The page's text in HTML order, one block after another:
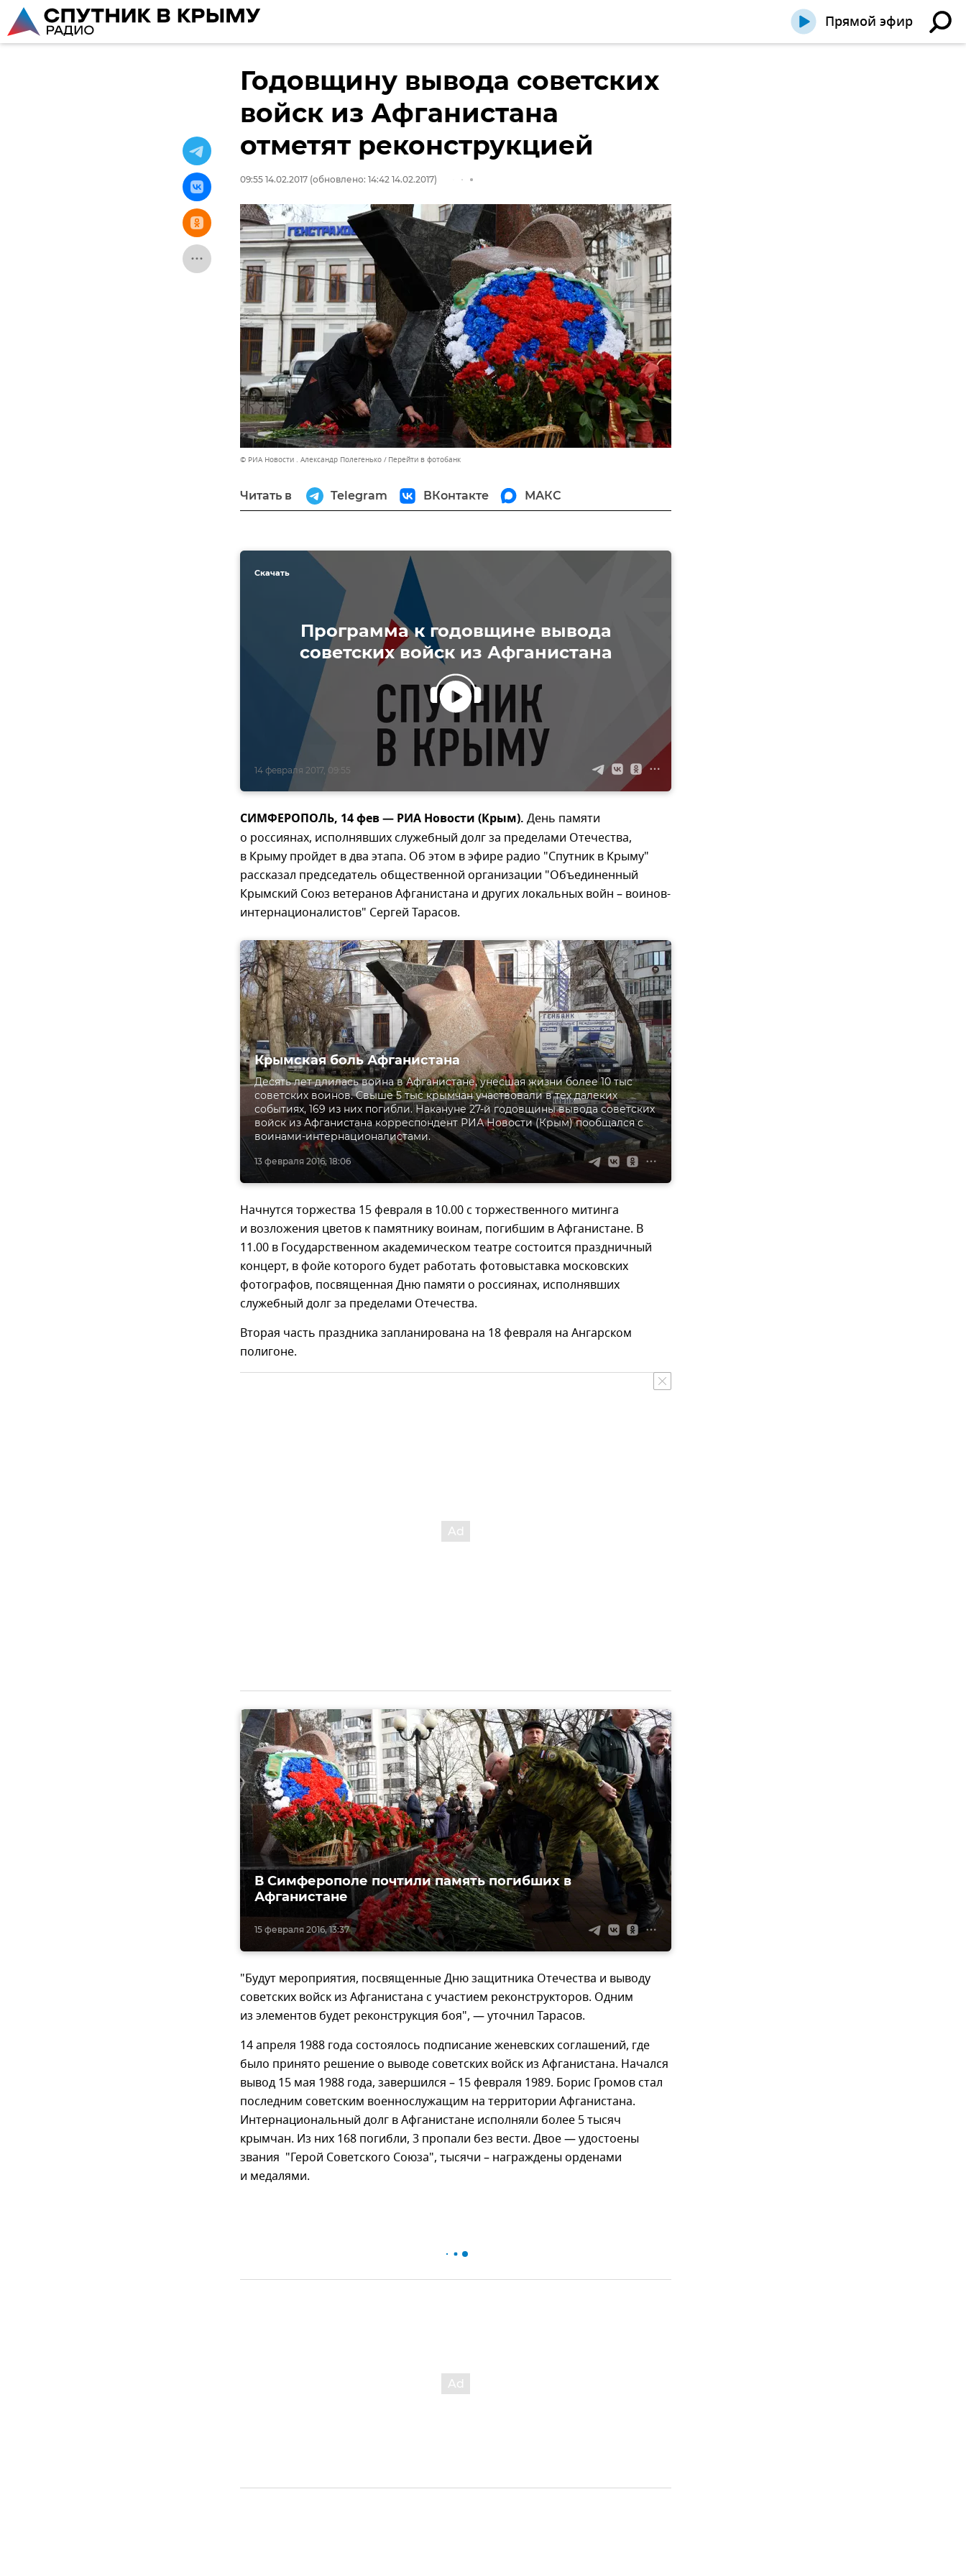
Прямой эфир
Годовщину вывода советских
войск из Афганистана
отметят реконструкцией
09:55 14.02.2017 (обновлено: 14:42 14.02.2017)
© РИА Новости . Александр Полегенько Перейти в фотобанк
Читать в Telegram ВКонтакте МАКС
Программа к годовщине вывода
советских войск из Афганистана
14 февраля 2017, 09:55
Скачать
СИМФЕРОПОЛЬ, 14 фев — РИА Новости (Крым). День памяти
о россиянах, исполнявших служебный долг за пределами Отечества,
в Крыму пройдет в два этапа. Об этом в эфире радио "Спутник в Крыму"
рассказал председатель общественной организации "Объединенный
Крымский Союз ветеранов Афганистана и других локальных войн – воинов-
интернационалистов" Сергей Тарасов.
13 февраля 2016, 18:06
Крымская боль Афганистана
Десять лет длилась война в Афганистане, унесшая жизни более 10 тыс
советских воинов. Свыше 5 тыс крымчан участвовали в тех далеких
событиях, 169 из них погибли. Накануне 27-й годовщины вывода советских
войск из Афганистана корреспондент РИА Новости (Крым) пообщался с
воинами-интернационалистами.
Начнутся торжества 15 февраля в 10.00 с торжественного митинга
и возложения цветов к памятнику воинам, погибшим в Афганистане. В
11.00 в Государственном академическом театре состоится праздничный
концерт, в фойе которого будет работать фотовыставка московских
фотографов, посвященная Дню памяти о россиянах, исполнявших
служебный долг за пределами Отечества.
Вторая часть праздника запланирована на 18 февраля на Ангарском
полигоне.
15 февраля 2016, 13:37
В Симферополе почтили память погибших в
Афганистане
"Будут мероприятия, посвященные Дню защитника Отечества и выводу
советских войск из Афганистана с участием реконструкторов. Одним
из элементов будет реконструкция боя", — уточнил Тарасов.
14 апреля 1988 года состоялось подписание женевских соглашений, где
было принято решение о выводе советских войск из Афганистана. Начался
вывод 15 мая 1988 года, завершился – 15 февраля 1989. Борис Громов стал
последним советским военнослужащим на территории Афганистана.
Интернациональный долг в Афганистане исполняли более 5 тысяч
крымчан. Из них 168 погибли, 3 пропали без вести. Двое — удостоены
звания "Герой Советского Союза", тысячи – награждены орденами
и медалями.